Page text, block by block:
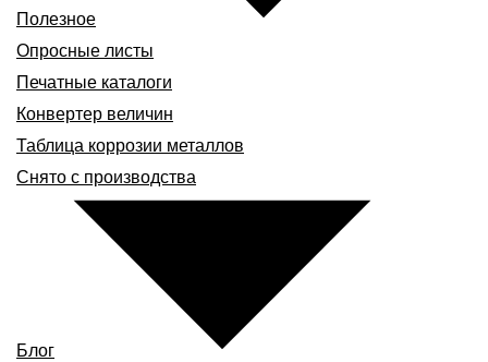
Полезное
Опросные листы
Печатные каталоги
Конвертер величин
Таблица коррозии металлов
Снято с производства
Блог